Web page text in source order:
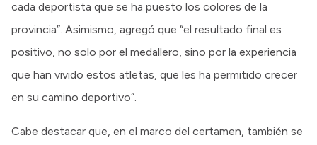
cada deportista que se ha puesto los colores de la
provincia”. Asimismo, agregó que “el resultado final es
positivo, no solo por el medallero, sino por la experiencia
que han vivido estos atletas, que les ha permitido crecer
en su camino deportivo”.
Cabe destacar que, en el marco del certamen, también se